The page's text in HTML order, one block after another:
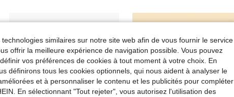
similaires sur notre site web afin de vous fournir le service
offrir la meilleure expérience de navigation possible. Vous pouvez
vos préférences de cookies à tout moment à votre choix. En
définirons tous les cookies optionnels, qui nous aident à analyser le
et à personnaliser le contenu et les publicités pour compléter
En sélectionnant "Tout rejeter", vous autorisez l'utilisation des